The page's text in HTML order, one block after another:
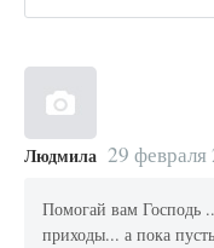
Людмила 29
Помогай вам Господь
приходы... а пока